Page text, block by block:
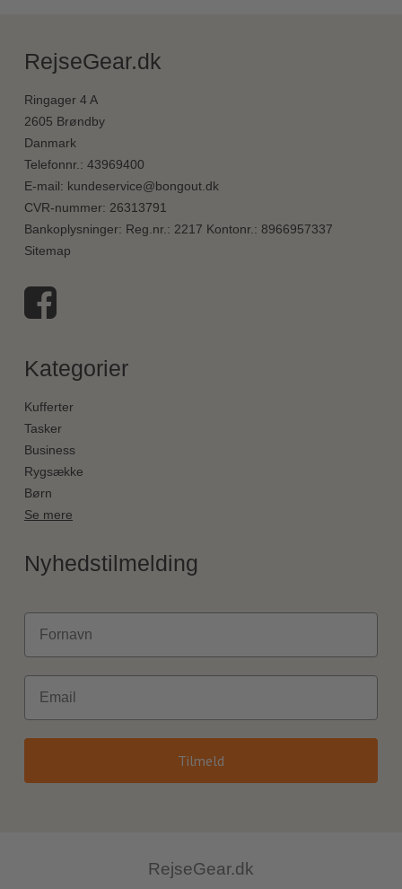
RejseGear.dk
Ringager 4 A
2605 Brøndby
Danmark
Telefonnr. : 43969400
E-mail: kundeservice@bongout.dk
CVR-nummer: 26313791
Bankoplysninger: Reg.nr.: 2217 Kontonr.: 8966957337
Sitemap
Kategorier
Kufferter
Tasker
Business
Rygsække
Børn
Se mere
Nyhedstilmelding
Tilmeld
RejseGear.dk